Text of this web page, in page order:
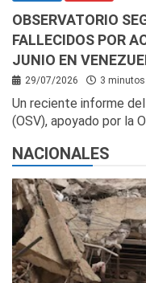
OBSERVATORIO
FALLECIDOS POR
JUNIO EN
29/07/2026 3
Un reciente informe
(OSV), apoyado por la
NACIONALES